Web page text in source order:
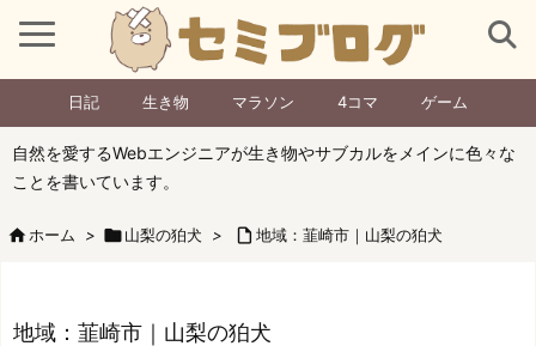
日記 生き物 マラソン 4コマ ゲーム
自然を愛するWebエンジニアが生き物やサブカルをメインに色々な
ことを書いています。
ホーム > 山梨の狛犬 >  地域：韮崎市｜山梨の狛犬
地域：韮崎市｜山梨の狛犬